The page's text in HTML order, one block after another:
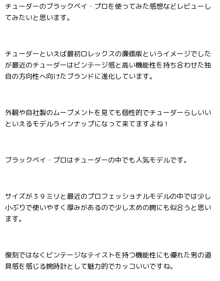
チューダーのブラックベイ・プロを使ってみた感想などレビューし
てみたいと思います。
チューダーといえば最初ロレックスの廉価版というイメージでした
が最近のチューダーはビンテージ感と高い機能性を持ち合わせた独
自の方向性へ向けたブランドに進化しています。
外観や自社製のムーブメントを見ても個性的でチューダーらしいい
といえるモデルラインナップになって来てますよね！
ブラックベイ・プロはチューダーの中でも人気モデルです。
サイズが３９ミリと最近のプロフェッショナルモデルの中では少し
小ぶりで使いやすく厚みがあるので少し太めの腕にも似合うと思い
ます。
復刻ではなくビンテージなテイストを持つ機能性にも優れた男の道
具感を感じる腕時計として魅力的でカッコいいですね。